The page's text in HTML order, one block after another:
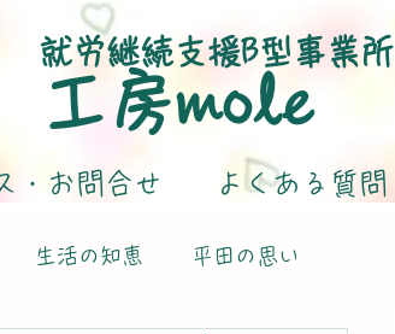
・お問合せ よくある質問
就労継続支援B型事業所
​工房mole
生活の知恵 平田の思い